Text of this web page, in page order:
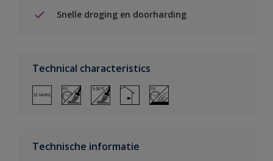
Snelle droging en doorharding
Technical characteristics
Technische informatie